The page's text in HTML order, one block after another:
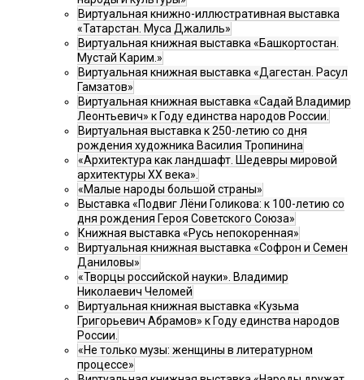
Виртуальная книжно-иллюстративная выставка
«Татарстан. Муса Джалиль»
Виртуальная книжная выставка «Башкортостан.
Мустай Карим.»
Виртуальная книжная выставка «Дагестан. Расул
Гамзатов»
Виртуальная книжная выставка «Садай Владимир
Леонтьевич» к Году единства народов России.
Виртуальная выставка к 250-летию со дня
рождения художника Василия Тропинина
«Архитектура как ландшафт. Шедевры мировой
архитектуры XX века».
«Малые народы большой страны»
Выставка «Подвиг Лёни Голикова: к 100-летию со
дня рождения Героя Советского Союза»
Книжная выставка «Русь непокоренная»
Виртуальная книжная выставка «Софрон и Семен
Даниловы»
«Творцы российской науки». Владимир
Николаевич Челомей
Виртуальная книжная выставка «Кузьма
Григорьевич Абрамов» к Году единства народов
России.
«Не только музы: женщины в литературном
процессе»